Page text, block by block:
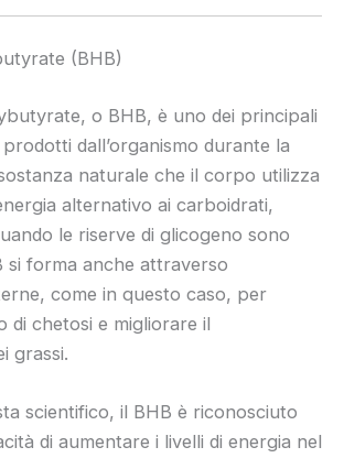
(BHB)
o BHB, è uno dei principali
dall’organismo durante la
naturale che il corpo utilizza
alternativo ai carboidrati,
le riserve di glicogeno sono
si forma anche attraverso
come in questo caso, per
di chetosi e migliorare il
grassi.
scientifico, il BHB è riconosciuto
di aumentare i livelli di energia nel